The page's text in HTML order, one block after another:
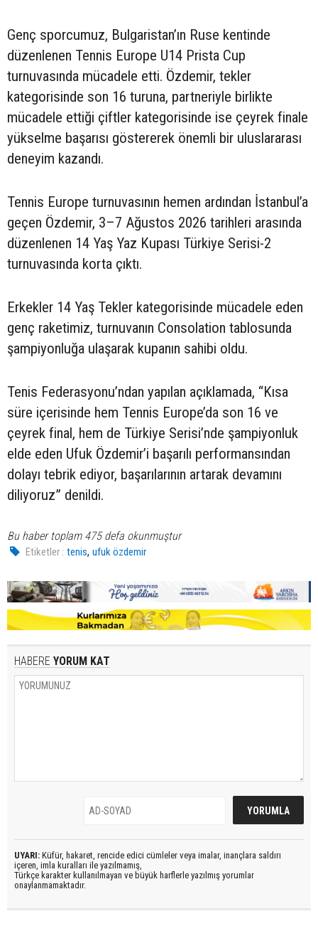
Genç sporcumuz, Bulgaristan’ın Ruse kentinde
düzenlenen Tennis Europe U14 Prista Cup
turnuvasında mücadele etti. Özdemir, tekler
kategorisinde son 16 turuna, partneriyle birlikte
mücadele ettiği çiftler kategorisinde ise çeyrek finale
yükselme başarısı göstererek önemli bir uluslararası
deneyim kazandı.
Tennis Europe turnuvasının hemen ardından İstanbul’a
geçen Özdemir, 3–7 Ağustos 2026 tarihleri arasında
düzenlenen 14 Yaş Yaz Kupası Türkiye Serisi-2
turnuvasında korta çıktı.
Erkekler 14 Yaş Tekler kategorisinde mücadele eden
genç raketimiz, turnuvanın Consolation tablosunda
şampiyonluğa ulaşarak kupanın sahibi oldu.
Tenis Federasyonu’ndan yapılan açıklamada, “Kısa
süre içerisinde hem Tennis Europe’da son 16 ve
çeyrek final, hem de Türkiye Serisi’nde şampiyonluk
elde eden Ufuk Özdemir’i başarılı performansından
dolayı tebrik ediyor, başarılarının artarak devamını
diliyoruz” denildi.
Bu haber toplam 475 defa okunmuştur
Etiketler : tenis,ufuk özdemir
HABERE YORUM KAT
UYARI: Küfür, hakaret, rencide edici cümleler veya imalar, inançlara saldırı
içeren, imla kuralları ile yazılmamış,
Türkçe karakter kullanılmayan ve büyük harflerle yazılmış yorumlar
onaylanmamaktadır.